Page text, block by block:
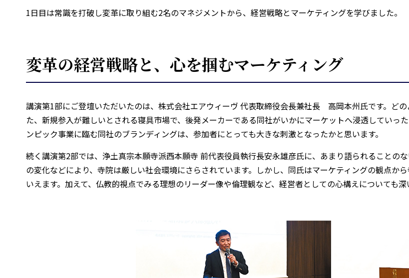
1日目は常識を打破し変革に取り組む2名のマネジメントから、経営戦略とマーケティングを学びました。
変革の経営戦略と、心を掴むマーケティング
講演第1部にご登壇いただいたのは、株式会社エアウィーヴ 代表取締役会長兼社長 高岡本州氏です。ど
た、新規参入が難しいとされる寝具市場で、後発メーカーである同社がいかにマーケットへ浸透していっ
ンピック事業に臨む同社のブランディングは、参加者にとっても大きな刺激となったかと思います。
続く講演第2部では、浄土真宗本願寺派西本願寺 前代表役員執行長安永雄彦氏に、あまり語られることの
の変化などにより、寺院は厳しい社会環境にさらされています。しかし、同氏はマーケティングの観点か
いえます。加えて、仏教的視点でみる理想のリーダー像や倫理観など、経営者としての心構えについても深